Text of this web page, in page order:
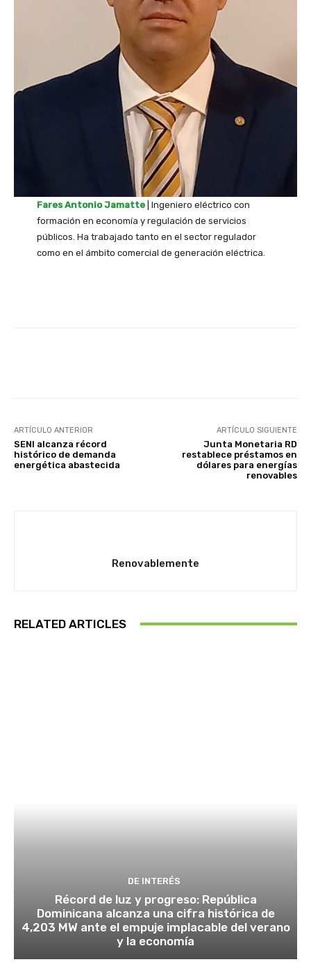
Fares Antonio Jamatte
| Ingeniero eléctrico con
formación en economía y regulación de servicios
públicos. Ha trabajado tanto en el sector regulador
como en el ámbito comercial de generación eléctrica.
ARTÍCULO ANTERIOR
SENI alcanza récord
histórico de demanda
energética abastecida
ARTÍCULO SIGUIENTE
Junta Monetaria RD
restablece préstamos en
dólares para energías
renovables
Renovablemente
RELATED ARTICLES
DE INTERÉS
Récord de luz y progreso: República
Dominicana alcanza una cifra histórica de
4,203 MW ante el empuje implacable del verano
y la economía